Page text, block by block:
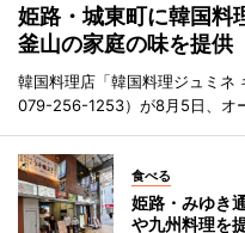
姫路・城東町に韓国
釜山の家庭の味を提供
韓国料理店「韓国料理ジュミネ
079-256-1253）が8月5日、オ
食べる
姫路・みゆき
や九州料理を